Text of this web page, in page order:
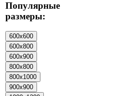
Популярные
размеры: